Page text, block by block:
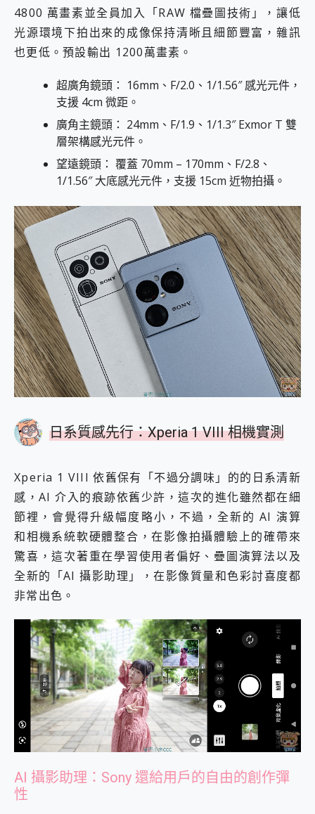
4800 萬畫素並全員加入「RAW 檔疊圖技術」，讓低
光源環境下拍出來的成像保持清晰且細節豐富，雜訊
也更低。預設輸出 1200萬畫素。
超廣角鏡頭： 16mm、F/2.0、1/1.56″ 感光元件，
支援 4cm 微距。
廣角主鏡頭： 24mm、F/1.9、1/1.3″ Exmor T 雙
層架構感光元件。
望遠鏡頭： 覆蓋 70mm – 170mm、F/2.8、
1/1.56″ 大底感光元件，支援 15cm 近物拍攝。
日系質感先行：Xperia 1 VIII 相機實測
Xperia 1 VIII 依舊保有「不過分調味」的的日系清新
感，AI 介入的痕跡依舊少許，這次的進化雖然都在細
節裡，會覺得升級幅度略小，不過，全新的 AI 演算
和相機系統軟硬體整合，在影像拍攝體驗上的確帶來
驚喜，這次著重在學習使用者偏好、疊圖演算法以及
全新的「AI 攝影助理」，在影像質量和色彩討喜度都
非常出色。
AI 攝影助理：Sony 還給用戶的自由的創作彈
性